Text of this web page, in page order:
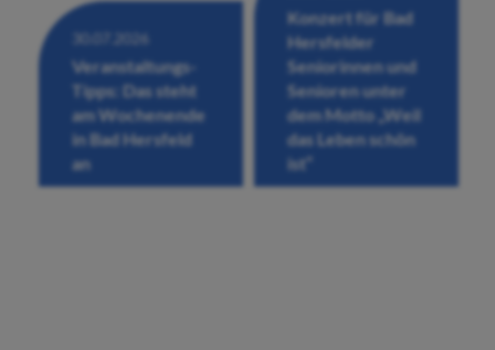
30.07.2026
Veranstaltungs-
Tipps: Das steht
am Wochenende
in Bad Hersfeld
an
Konzert für Bad
Hersfelder
Seniorinnen und
Senioren unter
dem Motto „Weil
das Leben schön
ist“